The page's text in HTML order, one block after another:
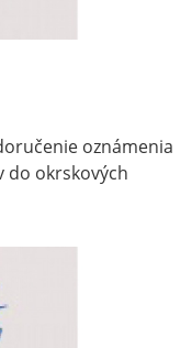
oznámenia
do okrskových